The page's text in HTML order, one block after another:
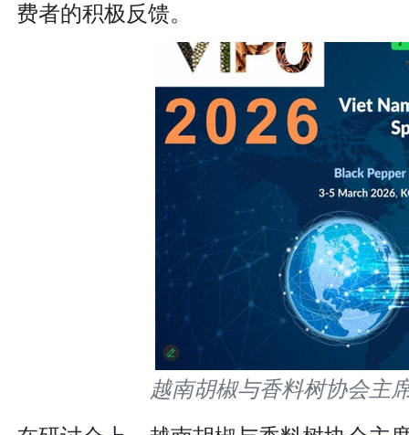
费者的积极反馈。
越南胡椒与香料树协会主